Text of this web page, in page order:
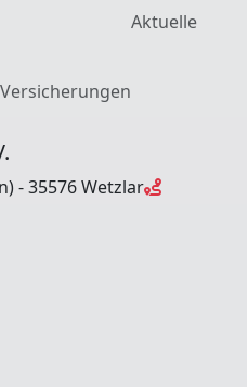
Aktuelle
- 35576 Wetzlar